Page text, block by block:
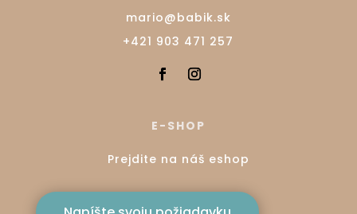
mario@babik.sk
+421 903 471 257
E-SHOP
Prejdite na náš eshop